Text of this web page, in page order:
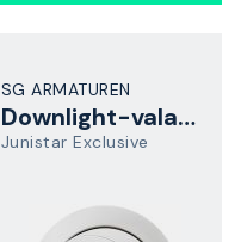
SG ARMATUREN
Downlight-valaisin
Junistar Exclusive